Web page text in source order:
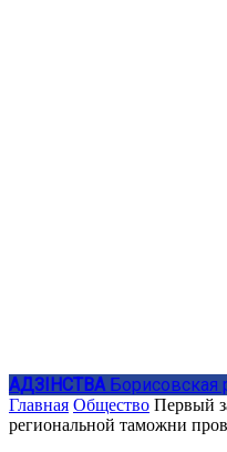
АДЗIНСТВА Борисовская
Главная Общество Первый
региональной таможни